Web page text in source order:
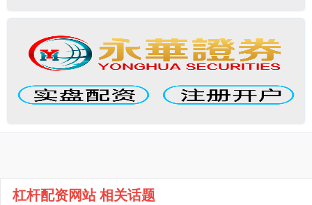
杠杆配资网站 相关话题